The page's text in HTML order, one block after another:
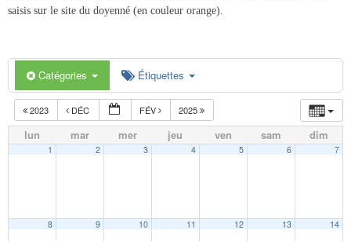
saisis sur le site du doyenné (en couleur orange).
Catégories Étiquettes
2023 DÉC FÉV 2025
lun mar mer jeu ven sam dim
1 2 3 4 5 6 7
8 9 10 11 12 13 14